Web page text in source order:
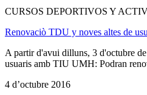
CURSOS DEPORTIVOS Y
Renovaciò TDU y noves altes de
A partir d'avui dilluns, 3 d'octubre
usuaris amb TIU UMH: Podran
4 d’octubre 2016